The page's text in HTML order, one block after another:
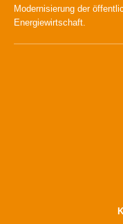
Modernisierung der
Energiewirtschaft.